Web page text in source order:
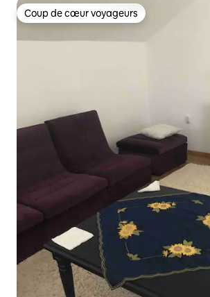
Coup de cœur voyageurs
Coup de cœur voyageurs